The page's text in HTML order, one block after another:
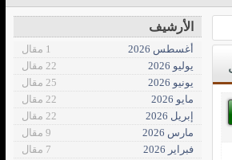
الأرشيف
أغسطس 2026
1 مقال
يوليو 2026
22 مقال
يونيو 2026
25 مقال
مايو 2026
22 مقال
إبريل 2026
22 مقال
مارس 2026
9 مقال
فبراير 2026
7 مقال